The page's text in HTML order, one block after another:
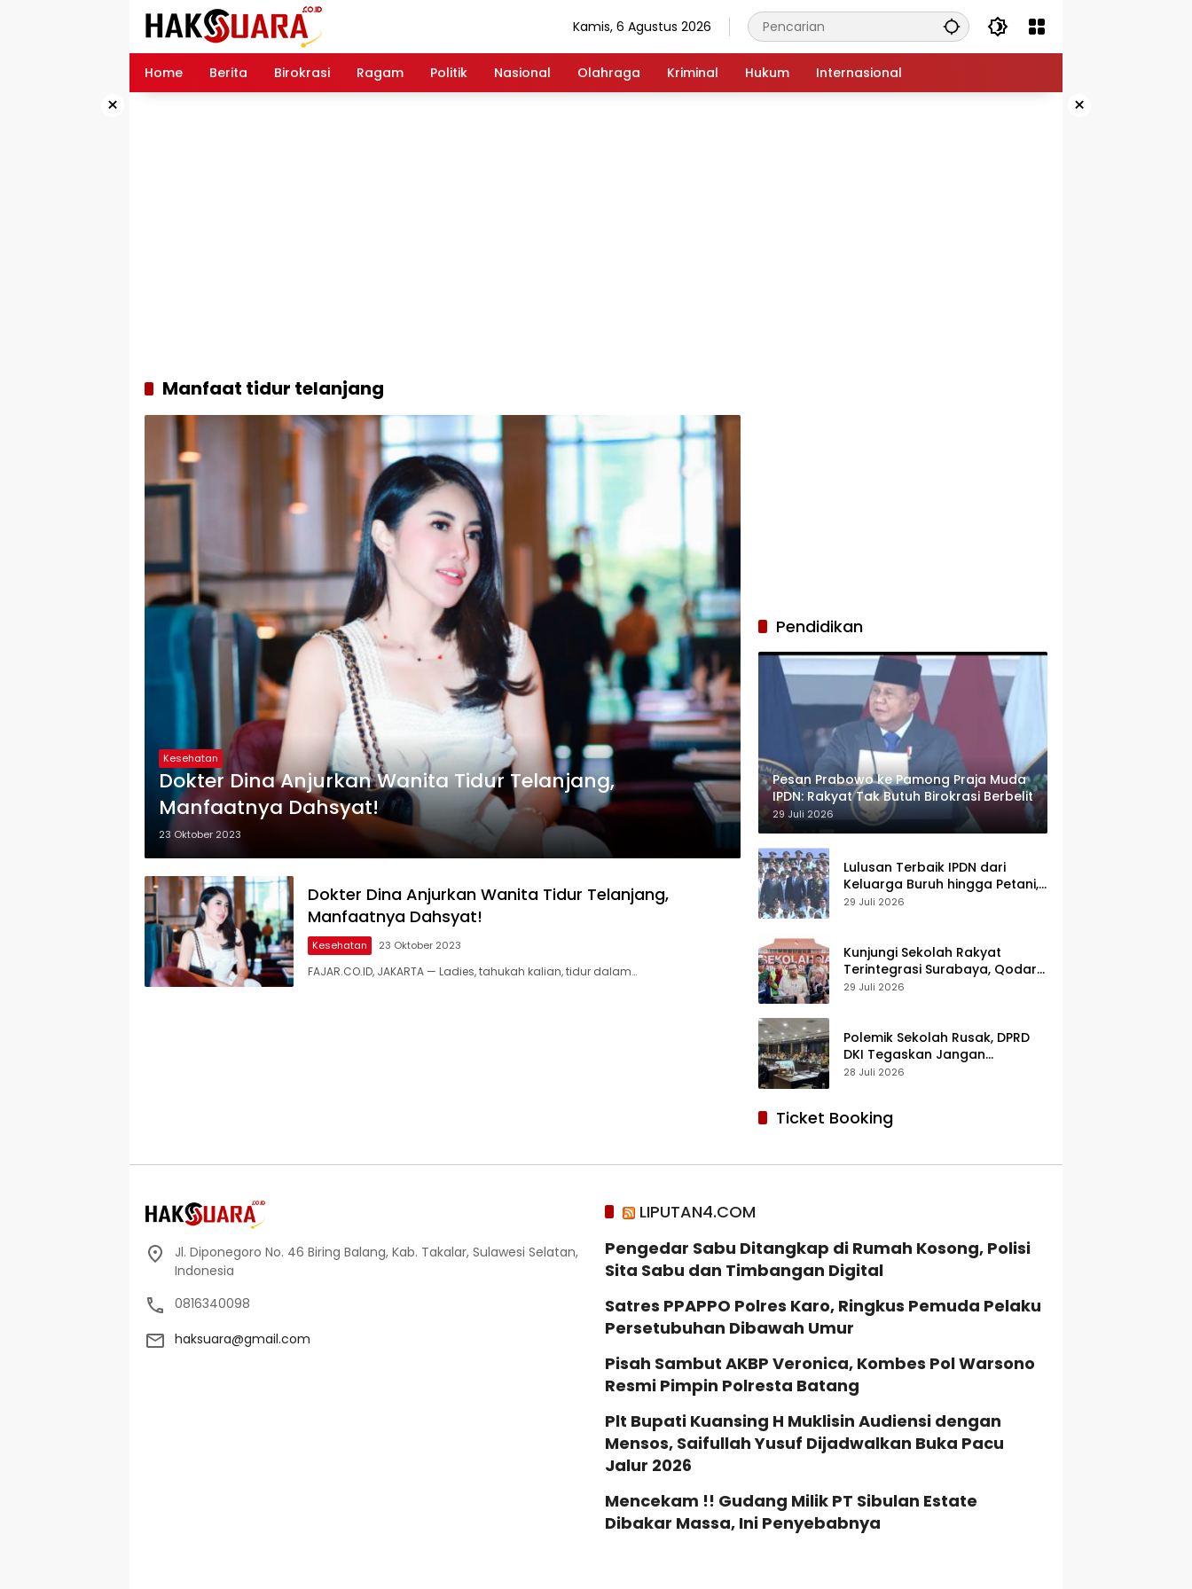
Kamis, 6 Agustus 2026
Home Berita Birokrasi Ragam Politik Nasional Olahraga Kriminal Hukum Internasional
× ×
Manfaat tidur telanjang
Kesehatan
Dokter Dina Anjurkan Wanita Tidur Telanjang,
Manfaatnya Dahsyat!
23 Oktober 2023
Dokter Dina Anjurkan Wanita Tidur Telanjang,
Manfaatnya Dahsyat!
Kesehatan 23 Oktober 2023
FAJAR.CO.ID, JAKARTA — Ladies, tahukah kalian, tidur dalam…
Pendidikan
Pesan Prabowo ke Pamong Praja Muda
IPDN: Rakyat Tak Butuh Birokrasi Berbelit
29 Juli 2026
Lulusan Terbaik IPDN dari
Keluarga Buruh hingga Petani,
Prabowo: Membanggakan Hati
29 Juli 2026
Kunjungi Sekolah Rakyat
Terintegrasi Surabaya, Qodari:
Fasilitasnya Setara Sekolah
29 Juli 2026
Polemik Sekolah Rusak, DPRD
DKI Tegaskan Jangan
Salahkan Pusat
28 Juli 2026
Ticket Booking
Jl. Diponegoro No. 46 Biring Balang, Kab. Takalar, Sulawesi Selatan,
Indonesia
0816340098
haksuara@gmail.com
LIPUTAN4.COM
Pengedar Sabu Ditangkap di Rumah Kosong, Polisi
Sita Sabu dan Timbangan Digital
Satres PPAPPO Polres Karo, Ringkus Pemuda Pelaku
Persetubuhan Dibawah Umur
Pisah Sambut AKBP Veronica, Kombes Pol Warsono
Resmi Pimpin Polresta Batang
Plt Bupati Kuansing H Muklisin Audiensi dengan
Mensos, Saifullah Yusuf Dijadwalkan Buka Pacu
Jalur 2026
Mencekam !! Gudang Milik PT Sibulan Estate
Dibakar Massa, Ini Penyebabnya